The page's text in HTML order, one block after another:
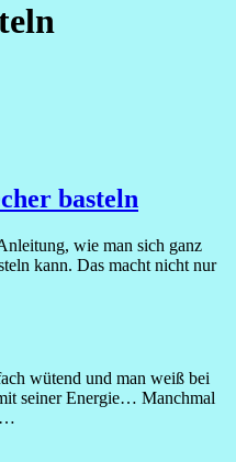
basteln
wie man sich ganz
kann. Das macht nicht nur
wütend und man weiß bei
seiner Energie… Manchmal